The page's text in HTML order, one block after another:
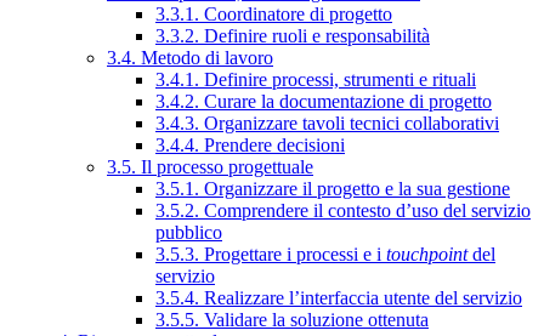
3.3.1. Coordinatore di progetto
3.3.2. Definire ruoli e responsabilità
3.4. Metodo di lavoro
3.4.1. Definire processi, strumenti e rituali
3.4.2. Curare la documentazione di progetto
3.4.3. Organizzare tavoli tecnici collaborativi
3.4.4. Prendere decisioni
3.5. Il processo progettuale
3.5.1. Organizzare il progetto e la sua gestione
3.5.2. Comprendere il contesto d’uso del servizio
pubblico
3.5.3. Progettare i processi e i touchpointdel
servizio
3.5.4. Realizzare l’interfaccia utente del servizio
3.5.5. Validare la soluzione ottenuta